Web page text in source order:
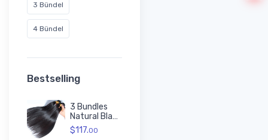
3 Bündel
4 Bündel
Bestselling
3 Bundles
Natural Black
8A Silky
Straight
$117.00